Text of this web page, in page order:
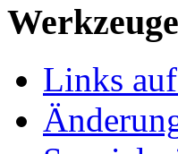
Werkzeuge
Links